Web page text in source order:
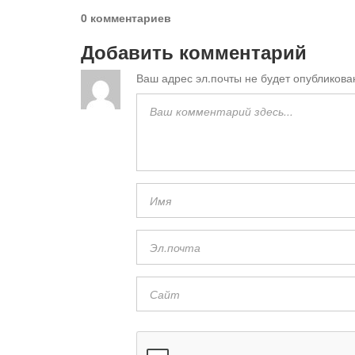
0 комментариев
Добавить комментарий
Ваш адрес эл.почты не будет